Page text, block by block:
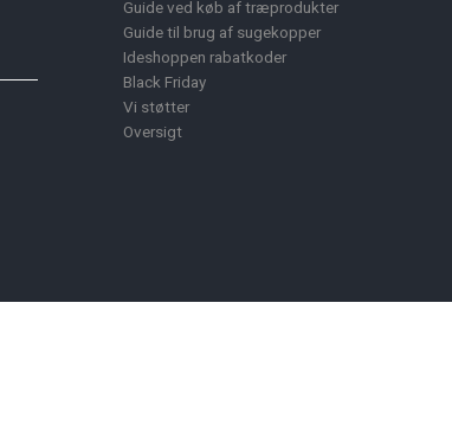
Guide ved køb af træprodukter
Guide til brug af sugekopper
Ideshoppen rabatkoder
Black Friday
Vi støtter
Oversigt